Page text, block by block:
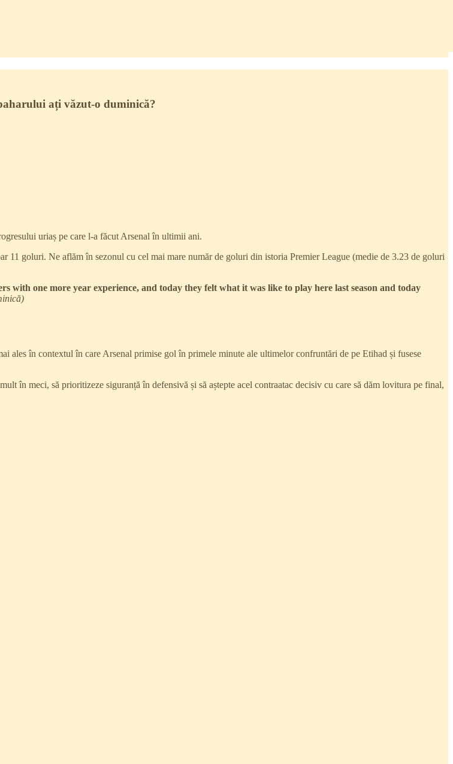
ați văzut-o duminică?
uriaș pe care l-a făcut Arsenal în ultimii ani.
11 goluri. Ne aflăm în sezonul cu cel mai mare număr de goluri din istoria Premier League (medie de 3.23 de goluri
with one more year experience, and today they felt what it was like to play here last season and today
ales în contextul în care Arsenal primise gol în primele minute ale ultimelor confruntări de pe Etihad și fusese
în meci, să prioritizeze siguranță în defensivă și să aștepte acel contraatac decisiv cu care să dăm lovitura pe final,